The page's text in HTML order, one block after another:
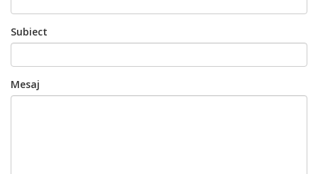
Subiect
Mesaj